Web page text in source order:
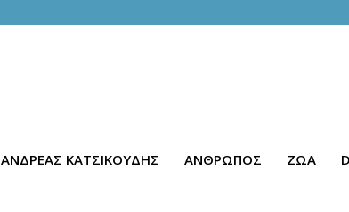
ΑΝΔΡΕΑΣ ΚΑΤΣΙΚΟΥΔΗΣ ΑΝΘΡΩΠΟΣ ΖΩΑ